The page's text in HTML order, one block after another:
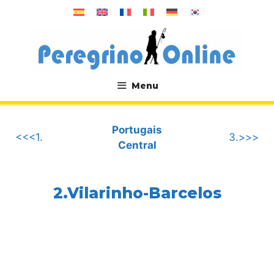
Menu
.
<<<1.
Portugais
Central
3.>>>
2.Vilarinho-Barcelos